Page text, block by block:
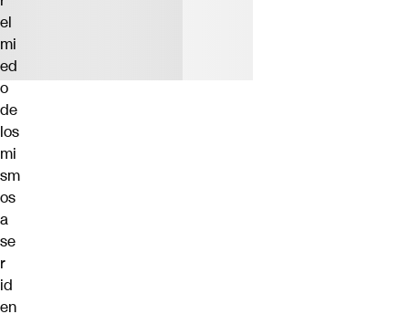
el
mi
ed
o
de
los
mi
sm
os
a
se
r
id
en